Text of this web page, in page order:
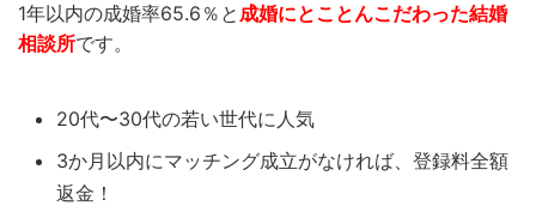
1年以内の成婚率65.6％と成婚にとことんこだわった結婚
相談所です。
20代〜30代の若い世代に人気
3か月以内にマッチング成立がなければ、登録料全額
返金！